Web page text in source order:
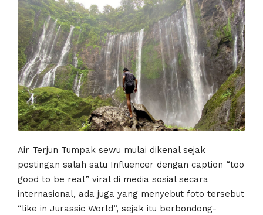
Air Terjun Tumpak sewu mulai dikenal sejak
postingan salah satu Influencer dengan caption “too
good to be real” viral di media sosial secara
internasional, ada juga yang menyebut foto tersebut
“like in Jurassic World”, sejak itu berbondong-